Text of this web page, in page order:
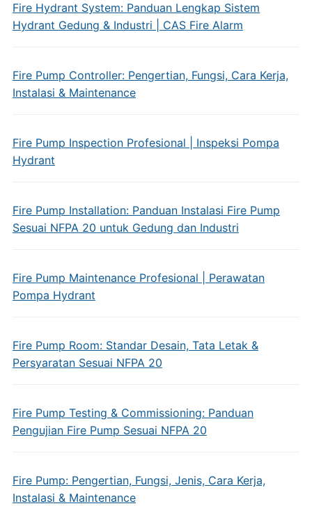
Fire Hydrant System: Panduan Lengkap Sistem
Hydrant Gedung & Industri | CAS Fire Alarm
Fire Pump Controller: Pengertian, Fungsi, Cara Kerja,
Instalasi & Maintenance
Fire Pump Inspection Profesional | Inspeksi Pompa
Hydrant
Fire Pump Installation: Panduan Instalasi Fire Pump
Sesuai NFPA 20 untuk Gedung dan Industri
Fire Pump Maintenance Profesional | Perawatan
Pompa Hydrant
Fire Pump Room: Standar Desain, Tata Letak &
Persyaratan Sesuai NFPA 20
Fire Pump Testing & Commissioning: Panduan
Pengujian Fire Pump Sesuai NFPA 20
Fire Pump: Pengertian, Fungsi, Jenis, Cara Kerja,
Instalasi & Maintenance